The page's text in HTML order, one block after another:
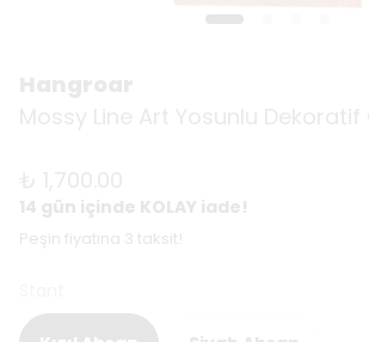
14 gün içinde KOLAY iade!
Peşin fiyatına 3 taksit!